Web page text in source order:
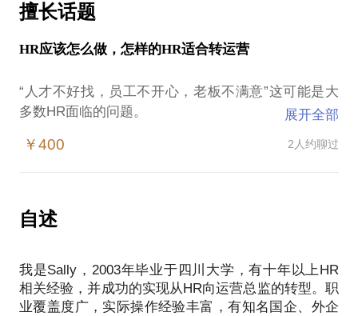
擅长话题
HR应该怎么做，怎样的HR适合转运营
“人才不好找，员工不开心，老板不满意”这可能是大
多数HR面临的问题。
如何做才能让HR的工作得到重视？
有成就感。我在国企、外企、互联网公司都有成功的
HR及运营经验，对各种类型企业HR工作及职业发展
我在这个话题中能为你提供的内容包括：
目前HR工作中存在的问题及解决方案；
一个好的HR必须具备哪些能力和特质；
展开全部
￥400 2人约聊过
自述
我是Sally，2003年毕业于四川大学，有十年以上HR
相关经验，并成功的实现从HR向运营总监的转型。职
业覆盖度广，实际操作经验丰富，有知名国企、外企